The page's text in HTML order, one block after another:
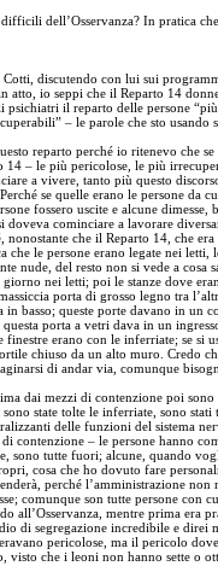
dell’Osservanza? In pratica
discutendo con lui sui
atto, io seppi che il Reparto 14
psichiatri il reparto delle persone “più
– le parole che sto usando
reparto perché io ritenevo che se
14 – le più pericolose, le più
a vivere, tanto più questo
se quelle erano le persone da
fossero uscite e alcune dimesse,
doveva cominciare a lavorare
nonostante che il Reparto 14, che era
che le persone erano legate nei letti,
nude, del resto non si vede a cosa
nei letti; poi le stanze dove
porta di grosso legno tra
in basso; queste porte davano in un
porta a vetri dava in un
erano con le inferriate; se si
chiuso da un alto muro. Credo
di andar via, comunque
dai mezzi di contenzione poi sono
state tolte le inferriate, sono
delle funzioni del sistema
contenzione – le persone hanno
sono tutte fuori; alcune, quando
cosa che ho dovuto fare
perché l’amministrazione non
comunque son tutte persone con
all’Osservanza, mentre prima era
di segregazione incredibile e direi
pericolose, ma il pericolo
visto che i leoni non hanno sette o